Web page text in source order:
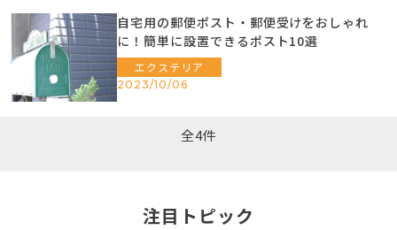
自宅用の郵便ポスト・郵便受けをおしゃれ
に！簡単に設置できるポスト10選
エクステリア
2023/10/06
全4件
注目トピック